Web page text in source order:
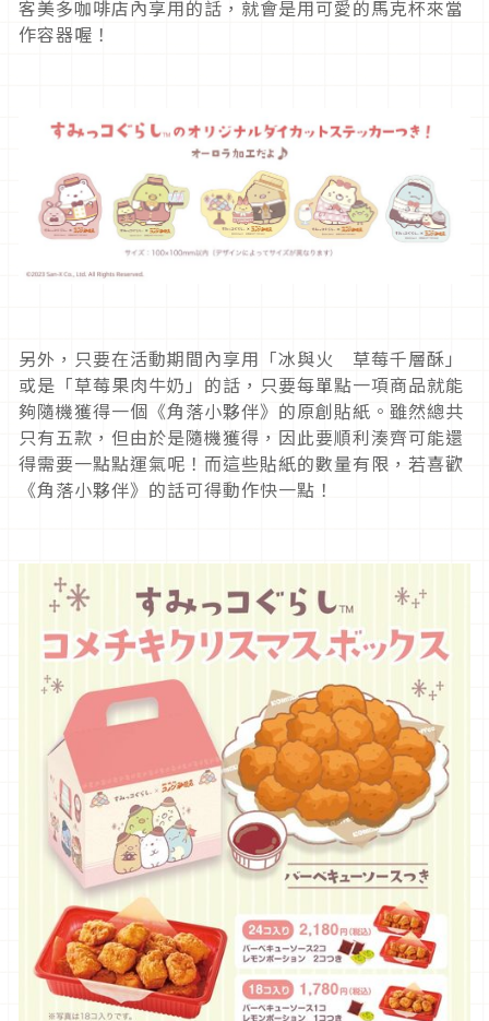
客美多咖啡店內享用的話，就會是用可愛的馬克杯來當
作容器喔！
另外，只要在活動期間內享用「冰與火 草莓千層酥」
或是「草莓果肉牛奶」的話，只要每單點一項商品就能
夠隨機獲得一個《角落小夥伴》的原創貼紙。雖然總共
只有五款，但由於是隨機獲得，因此要順利湊齊可能還
得需要一點點運氣呢！而這些貼紙的數量有限，若喜歡
《角落小夥伴》的話可得動作快一點！